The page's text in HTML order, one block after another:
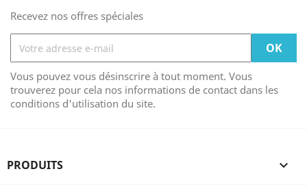
Recevez nos offres spéciales
Vous pouvez vous désinscrire à tout moment. Vous
trouverez pour cela nos informations de contact dans les
conditions d'utilisation du site.
PRODUITS 